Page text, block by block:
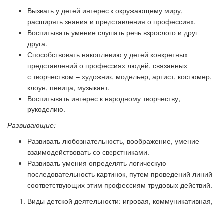
Вызвать у детей интерес к окружающему миру,
расширять знания и представления о профессиях.
Воспитывать умение слушать речь взрослого и друг
друга.
Способствовать накоплению у детей конкретных
представлений о профессиях людей, связанных
с творчеством – художник, модельер, артист, костюмер,
клоун, певица, музыкант.
Воспитывать интерес к народному творчеству,
рукоделию.
Развивающие:
Развивать любознательность, воображение, умение
взаимодействовать со сверстниками.
Развивать умения определять логическую
последовательность картинок, путем проведений линий
соответствующих этим профессиям трудовых действий.
Виды детской деятельности: игровая, коммуникативная,